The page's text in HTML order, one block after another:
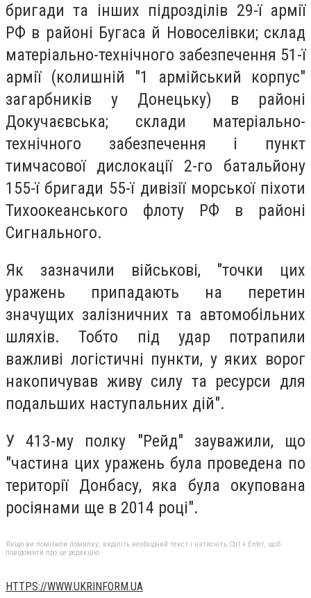
бригади та інших підрозділів 29-ї армії
РФ в районі Бугаса й Новоселівки; склад
матеріально-технічного забезпечення 51-ї
армії (колишній "1 армійський корпус"
загарбників у Донецьку) в районі
Докучаєвська; склади матеріально-
технічного забезпечення і пункт
тимчасової дислокації 2-го батальйону
155-ї бригади 55-ї дивізії морської піхоти
Тихоокеанського флоту РФ в районі
Сигнального.
Як зазначили військові, "точки цих
уражень припадають на перетин
значущих залізничних та автомобільних
шляхів. Тобто під удар потрапили
важливі логістичні пункти, у яких ворог
накопичував живу силу та ресурси для
подальших наступальних дій".
У 413-му полку "Рейд" зауважили, що
"частина цих уражень була проведена по
території Донбасу, яка була окупована
росіянами ще в 2014 році".
Якщо ви помітили помилку, виділіть необхідний текст і натисніть Ctrl + Enter, щоб
повідомити про це редакцію
HTTPS://WWW.UKRINFORM.UA